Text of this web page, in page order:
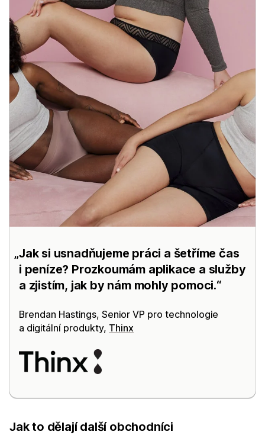
Jak si usnadňujeme práci a šetříme čas
i peníze? Prozkoumám aplikace a služby
a zjistím, jak by nám mohly pomoci.
Brendan Hastings, Senior VP pro technologie
a digitální produkty, Thinx
Jak to dělají další obchodníci